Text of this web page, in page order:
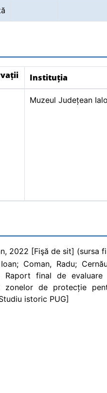
Instituția
Muzeul Județean
2022 [Fişă de sit] (sursa
Coman, Radu;
Raport final de
de protecție
istoric PUG]